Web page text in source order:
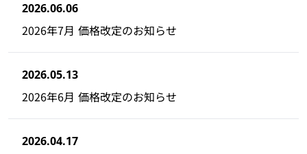
2026.06.06
2026年7月 価格改定のお知らせ
2026.05.13
2026年6月 価格改定のお知らせ
2026.04.17